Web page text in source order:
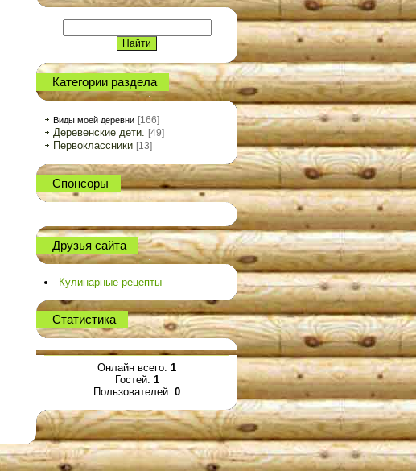
Категории раздела
Виды моей деревни [166]
Деревенские дети. [49]
Первоклассники [13]
Спонсоры
Друзья сайта
Кулинарные рецепты
Статистика
Онлайн всего: 1
Гостей: 1
Пользователей: 0